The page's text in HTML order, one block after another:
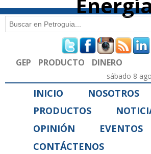
Formulario de
Buscar
GEP PRODUCTO DINERO
sábado 8
INICIO NOSOTROS
PRODUCTOS
OPINIÓN
EVENTOS
CONTÁCTENOS